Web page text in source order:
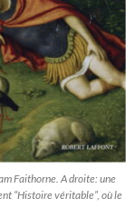
Faithorne. A droite: une
“Histoire véritable”, où le